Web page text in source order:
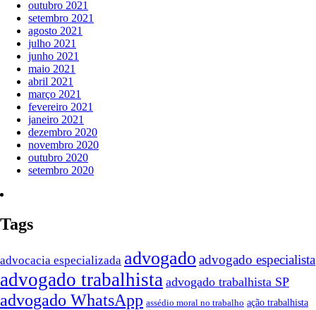
outubro 2021
setembro 2021
agosto 2021
julho 2021
junho 2021
maio 2021
abril 2021
março 2021
fevereiro 2021
janeiro 2021
dezembro 2020
novembro 2020
outubro 2020
setembro 2020
Tags
advocacia especializada advogado advogado especialista
advogado trabalhista advogado trabalhista SP
advogado WhatsApp assédio moral no trabalho ação trabalhista